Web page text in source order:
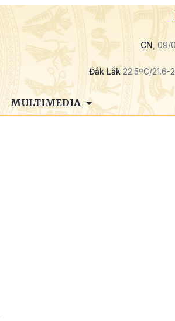
CN, 09/
Đắk Lắk22.5ºC/21.6-
MULTIMEDIA